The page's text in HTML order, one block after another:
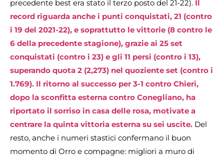
precedente best era stato il terzo posto del 21-22). Il
record riguarda anche i punti conquistati, 21 (contro
i 19 del 2021-22), e soprattutto le vittorie (8 contro le
6 della precedente stagione), grazie ai 25 set
conquistati (contro i 23) e gli 11 persi (contro i 13),
superando quota 2 (2,273) nel quoziente set (contro i
1.769). Il ritorno al successo per 3-1 contro Chieri,
dopo la sconfitta esterna contro Conegliano, ha
riportato il sorriso in casa delle rosa, motivate a
centrare la quinta vittoria esterna su sei uscite. Del
resto, anche i numeri stastici confermano il buon
momento di Orro e compagne: migliori a muro di